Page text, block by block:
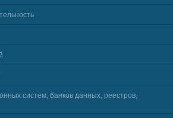
систем, банков данных, реестров,